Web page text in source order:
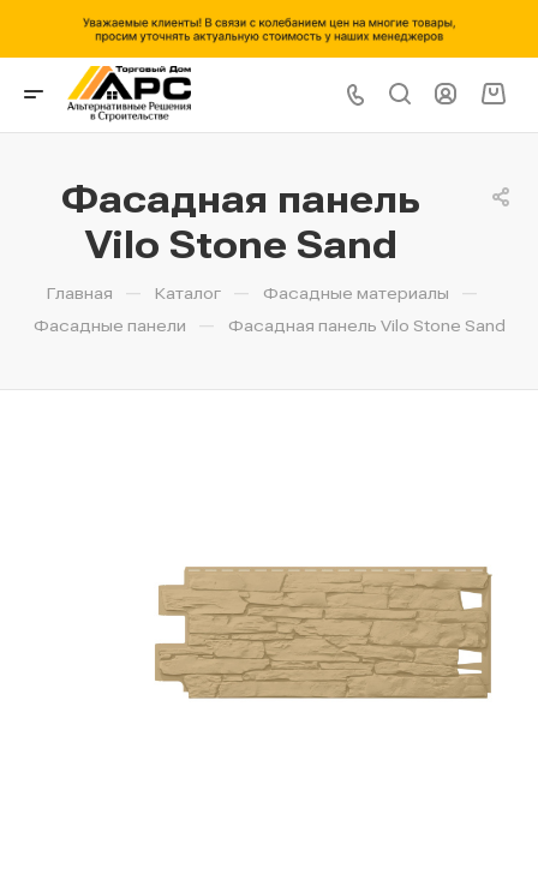
Фасадная панель
Vilo Stone Sand
Главная — Каталог — Фасадные материалы —
Фасадные панели — Фасадная панель Vilo Stone Sand